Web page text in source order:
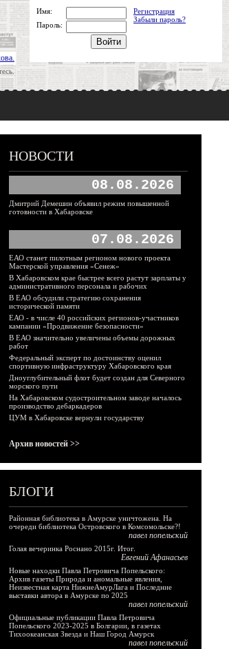
Имя:
Регистрация
Забыли пароль?
Пароль:
НОВОСТИ
08.08.2026
Дмитрий Демешин объявил режим повышенной
готовности в Хабаровске
07.08.2026
ЕАО станет пилотным регионом нового проекта
Мастерской управления «Сенеж»
В Хабаровском крае быстрее всего растут зарплаты у
административного персонала и рабочих
В ЕАО обсудили стратегию сохранения
исторической памяти
ЕАО - в числе 40 российских регионов-участников
кампании «Продвижение безопасности»
В ЕАО значительно увеличены объемы дорожных
работ
Федеральный эксперт по достоинству оценил
спортивную инфраструктуру Хабаровского края
Дноуглубительный флот будет создан для Северного
морского пути
На Хабаровском судостроительном заводе началось
производство дебаркадеров
ЦУМ в Хабаровске вернули государству
Архив новостей >>
БЛОГИ
Районная библиотека в Амурске уничтожена. На
очереди библиотека Островского в Комсомольске?!
павел попельский
Голая вечеринка Роснано 2015г. Итог.
Евгений Афанасьев
Новые находки Павла Петровича Попельского:
Архив газеты Природа и аномальные явления,
Неизвестная карта НижнеАмурЛага и Последние
выставки автора в Амурске по 2025
павел попельский
Официальные публикации Павла Петровича
Попельского 2023-2025 в Болгарии, в газетах
Тихоокеанская Звезда и Наш Город Амурск
павел попельский